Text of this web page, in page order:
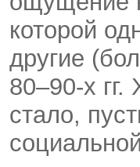
которой
другие
80–90-х
стало,